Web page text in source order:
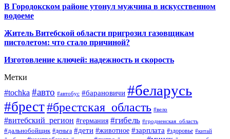
В Городокском районе утонул мужчина в искусственном
водоеме
Житель Витебской области пригрозил газовщикам
пистолетом: что стало причиной?
Изготовление ключей: надежность и скорость
Метки
#tochka #авто #автобус #барановичи #беларусь
#брест#брестская_область #вело
#витебский_регион #германия #гибель #гродненская_область
#дальнобойщик #деньга #дети #животное #зарплата #здоровье #китай